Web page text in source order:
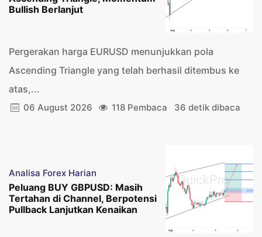
Bullish Berlanjut
Pergerakan harga EURUSD menunjukkan pola
Ascending Triangle yang telah berhasil ditembus ke
atas,...
06 August 2026 118 Pembaca 36 detik dibaca
Analisa Forex Harian
Peluang BUY GBPUSD: Masih
Tertahan di Channel, Berpotensi
Pullback Lanjutkan Kenaikan